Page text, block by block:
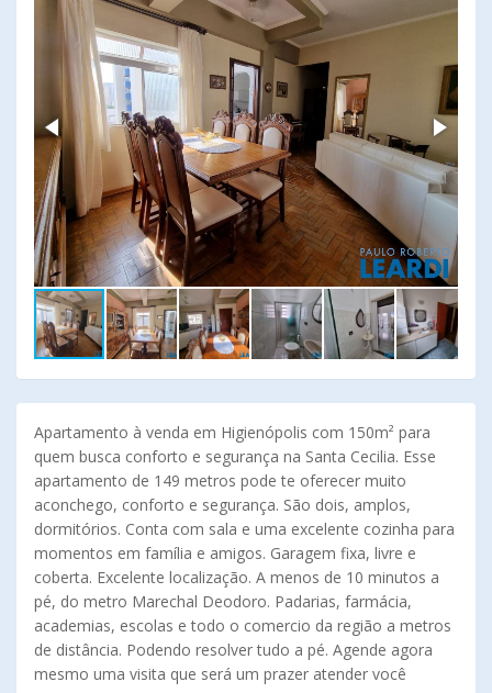
Apartamento à venda em Higienópolis com 150m² para
quem busca conforto e segurança na Santa Cecilia. Esse
apartamento de 149 metros pode te oferecer muito
aconchego, conforto e segurança. São dois, amplos,
dormitórios. Conta com sala e uma excelente cozinha para
momentos em família e amigos. Garagem fixa, livre e
coberta. Excelente localização. A menos de 10 minutos a
pé, do metro Marechal Deodoro. Padarias, farmácia,
academias, escolas e todo o comercio da região a metros
de distância. Podendo resolver tudo a pé. Agende agora
mesmo uma visita que será um prazer atender você